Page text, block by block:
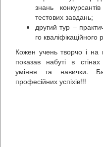
знань
тестових завдань;
другий тур –
го
Кожен учень творчо і на
показав набуті в
уміння та навички.
професійних успіхів!!!